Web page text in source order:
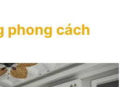
phong cách